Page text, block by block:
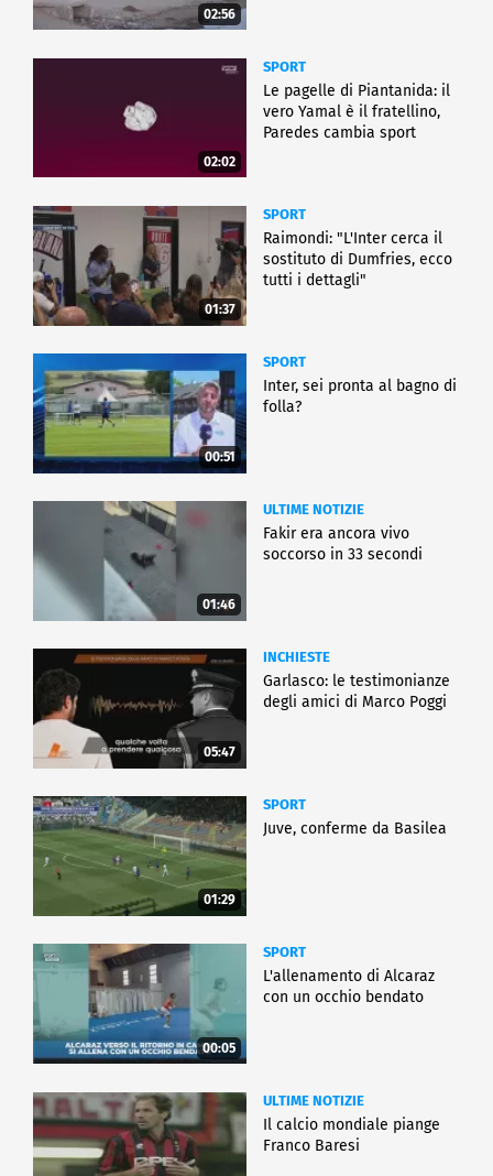
02:56
02:02
SPORT
Le pagelle di Piantanida: il
vero Yamal è il fratellino,
Paredes cambia sport
01:37
SPORT
Raimondi: "L'Inter cerca il
sostituto di Dumfries, ecco
tutti i dettagli"
00:51
SPORT
Inter, sei pronta al bagno di
folla?
01:46
ULTIME NOTIZIE
Fakir era ancora vivo
soccorso in 33 secondi
05:47
INCHIESTE
Garlasco: le testimonianze
degli amici di Marco Poggi
01:29
SPORT
Juve, conferme da Basilea
00:05
SPORT
L'allenamento di Alcaraz
con un occhio bendato
ULTIME NOTIZIE
Il calcio mondiale piange
Franco Baresi